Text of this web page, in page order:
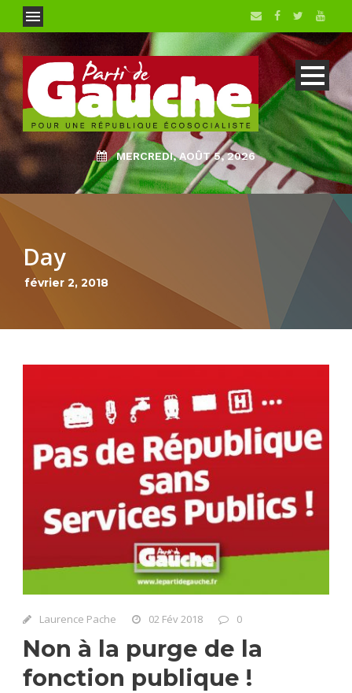
MERCREDI, AOÛT 5, 2026
Day
février 2, 2018
Laurence Pache 02 Fév 2018 0
Non à la purge de la
fonction publique !